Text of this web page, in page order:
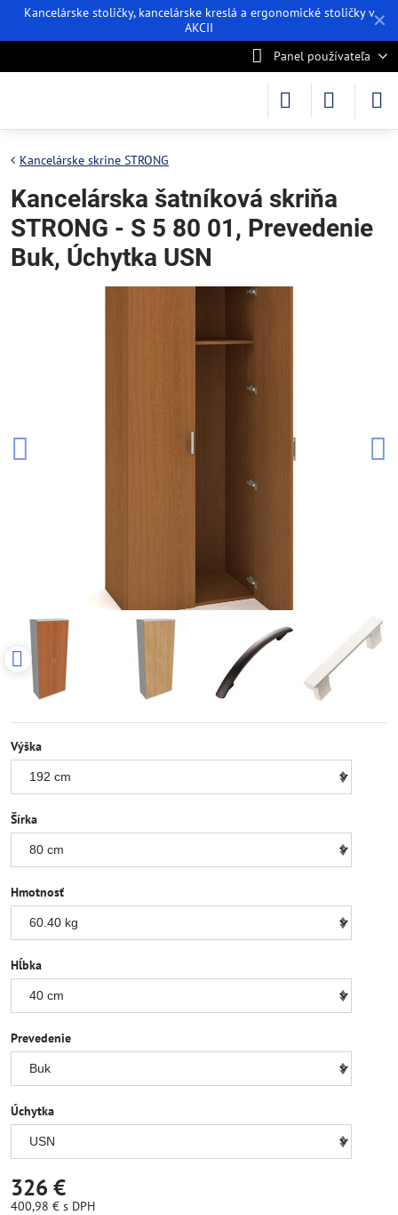
✕
Kancelárske stoličky, kancelárske kreslá a ergonomické stoličky v
AKCII
Panel používateľa
Kancelárske skrine STRONG
Kancelárska šatníková skriňa
STRONG - S 5 80 01, Prevedenie
Buk, Úchytka USN
Výška
Šírka
Hmotnosť
Hĺbka
Prevedenie
Úchytka
326 €
400,98 € s DPH